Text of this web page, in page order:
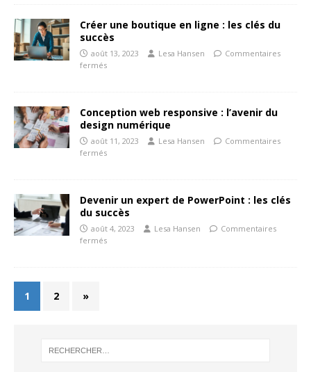
Créer une boutique en ligne : les clés du
succès
août 13, 2023 Lesa Hansen
Commentaires
fermés
Conception web responsive : l’avenir du
design numérique
août 11, 2023 Lesa Hansen
Commentaires
fermés
Devenir un expert de PowerPoint : les clés
du succès
août 4, 2023 Lesa Hansen
Commentaires
fermés
1 2 »